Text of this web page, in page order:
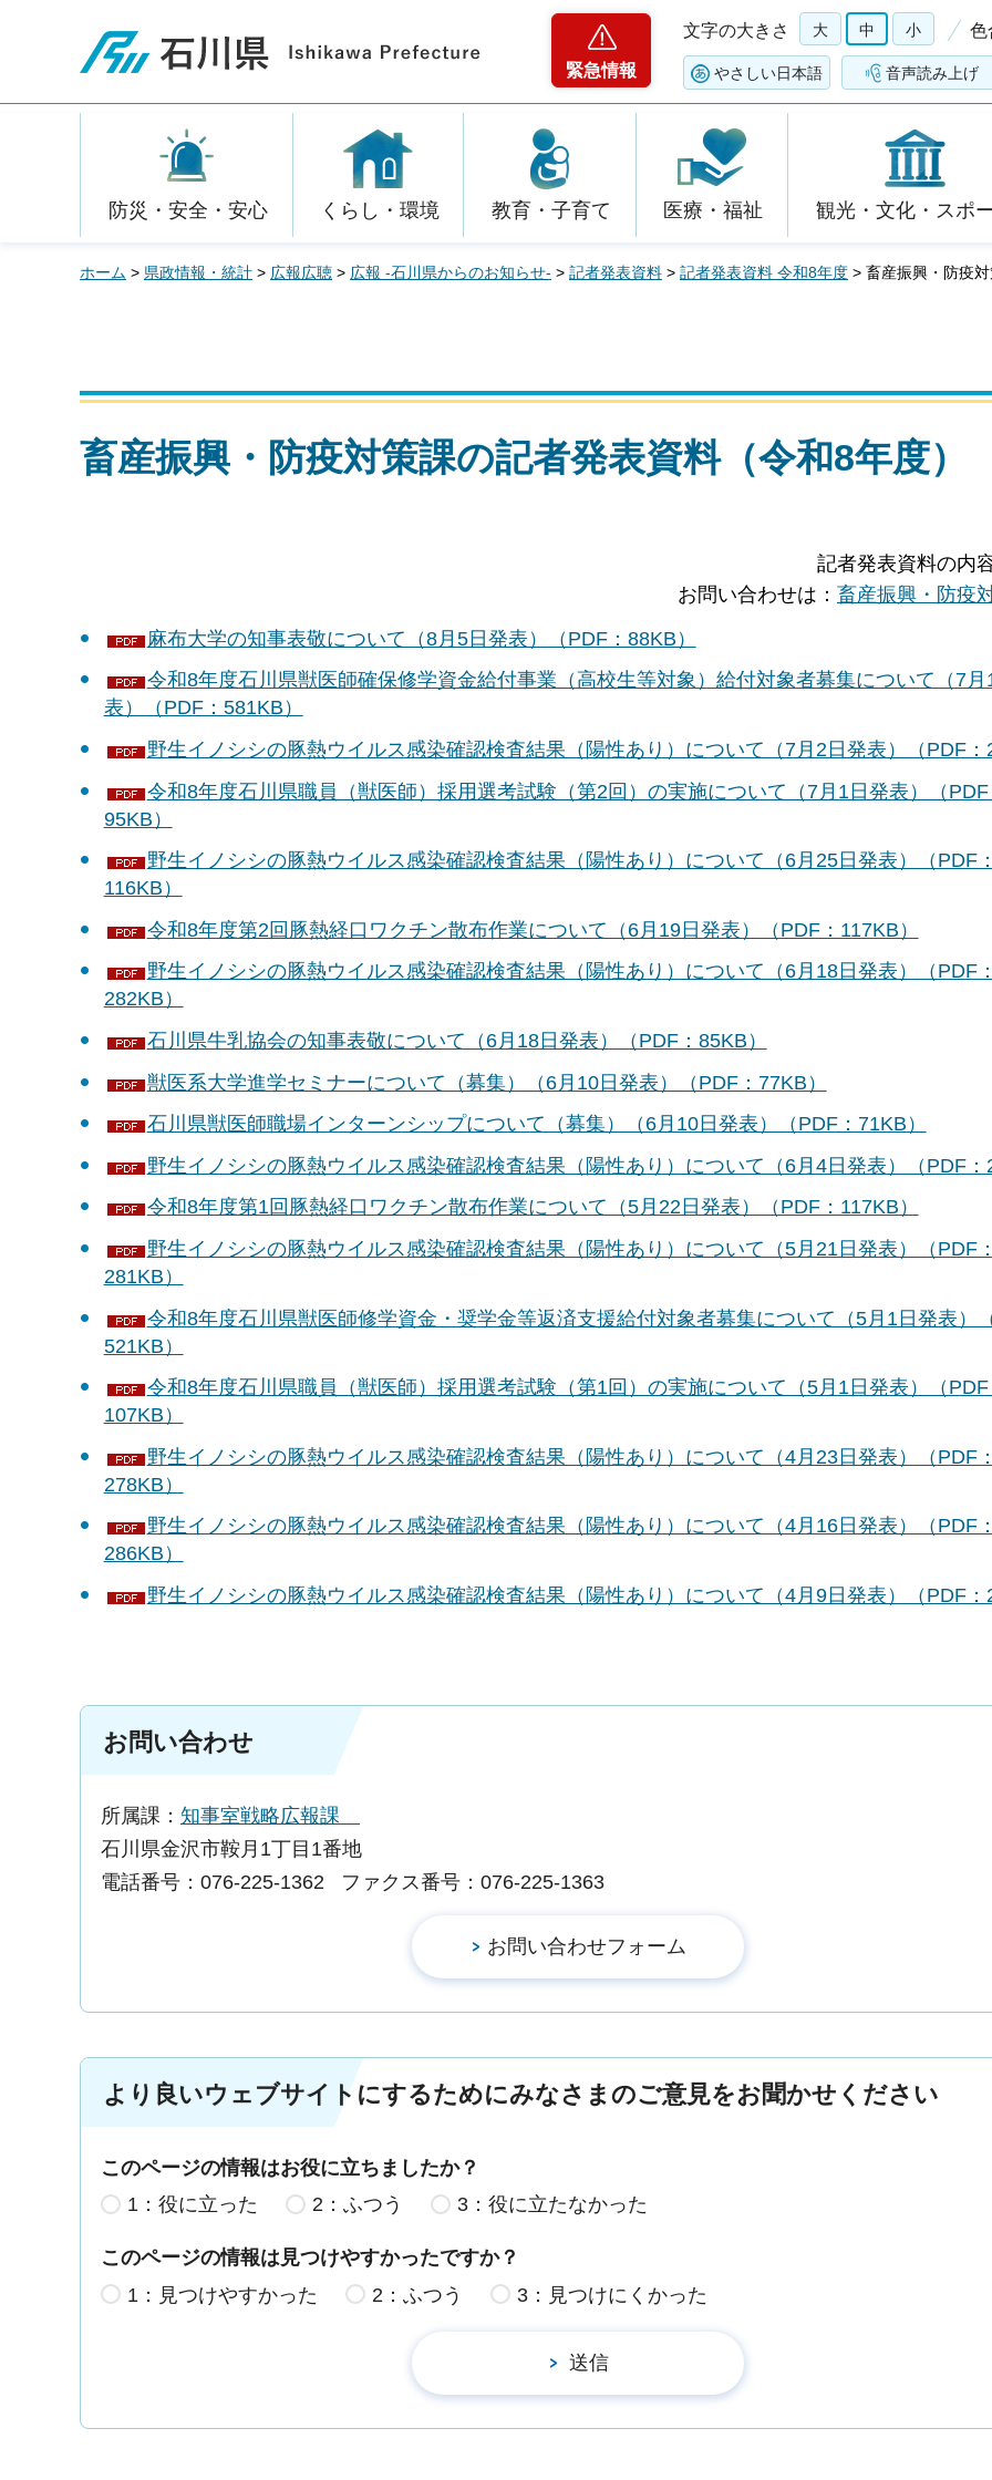
石川県
緊急情報
文字の大きさ 大 中 小 色
やさしい日本語 音声読み上げ
防災・安全・安心 くらし・環境 教育・子育て 医療・福祉 観光・文化・スポ
ホーム > 県政情報・統計 > 広報広聴 > 広報 -石川県からのお知らせ- > 記者発表資料 > 記者発表資料 令和8年度 > 畜産振興・防疫
畜産振興・防疫対策課の記者発表資料（令和8年度）
記者発表資料の内
お問い合わせは： 畜産振興・防疫
麻布大学の知事表敬について（8月5日発表）（PDF：88KB）
令和8年度石川県獣医師確保修学資金給付事業（高校生等対象）給付対象者募集について（7月
表）（PDF：581KB）
野生イノシシの豚熱ウイルス感染確認検査結果（陽性あり）について（7月2日発表）（PDF：
令和8年度石川県職員（獣医師）採用選考試験（第2回）の実施について（7月1日発表）（PDF
95KB）
野生イノシシの豚熱ウイルス感染確認検査結果（陽性あり）について（6月25日発表）（PDF：
116KB）
令和8年度第2回豚熱経口ワクチン散布作業について（6月19日発表）（PDF：117KB）
野生イノシシの豚熱ウイルス感染確認検査結果（陽性あり）について（6月18日発表）（PDF：
282KB）
石川県牛乳協会の知事表敬について（6月18日発表）（PDF：85KB）
獣医系大学進学セミナーについて（募集）（6月10日発表）（PDF：77KB）
石川県獣医師職場インターンシップについて（募集）（6月10日発表）（PDF：71KB）
野生イノシシの豚熱ウイルス感染確認検査結果（陽性あり）について（6月4日発表）（PDF：
令和8年度第1回豚熱経口ワクチン散布作業について（5月22日発表）（PDF：117KB）
野生イノシシの豚熱ウイルス感染確認検査結果（陽性あり）について（5月21日発表）（PDF：
281KB）
令和8年度石川県獣医師修学資金・奨学金等返済支援給付対象者募集について（5月1日発表）
521KB）
令和8年度石川県職員（獣医師）採用選考試験（第1回）の実施について（5月1日発表）（PDF
107KB）
野生イノシシの豚熱ウイルス感染確認検査結果（陽性あり）について（4月23日発表）（PDF：
278KB）
野生イノシシの豚熱ウイルス感染確認検査結果（陽性あり）について（4月16日発表）（PDF：
286KB）
野生イノシシの豚熱ウイルス感染確認検査結果（陽性あり）について（4月9日発表）（PDF：
お問い合わせ
所属課： 知事室戦略広報課
石川県金沢市鞍月1丁目1番地
電話番号：076-225-1362
ファクス番号：076-225-1363
より良いウェブサイトにするためにみなさまのご意見をお聞かせください
このページの情報はお役に立ちましたか？
1：役に立った
2：ふつう 3：役に立たなかった
このページの情報は見つけやすかったですか？
1：見つけやすかった
2：ふつう 3：見つけにくかった